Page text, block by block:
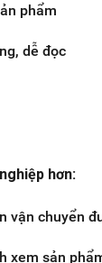
phẩm
dễ đọc
hơn:
vận chuyển
xem sản